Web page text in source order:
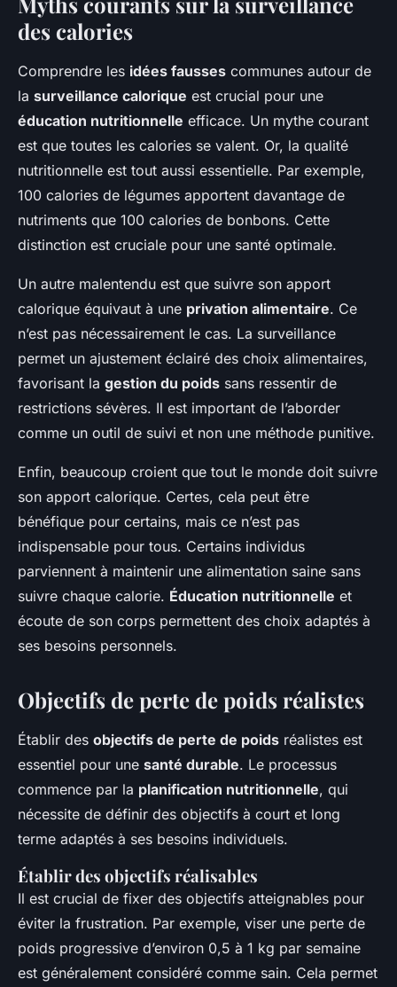
des calories
Comprendre les idées fausses communes autour de
la surveillance calorique est crucial pour une
éducation nutritionnelle efficace. Un mythe courant
est que toutes les calories se valent. Or, la qualité
nutritionnelle est tout aussi essentielle. Par exemple,
100 calories de légumes apportent davantage de
nutriments que 100 calories de bonbons. Cette
distinction est cruciale pour une santé optimale.
Un autre malentendu est que suivre son apport
calorique équivaut à une privation alimentaire. Ce
n’est pas nécessairement le cas. La surveillance
permet un ajustement éclairé des choix alimentaires,
favorisant la gestion du poids sans ressentir de
restrictions sévères. Il est important de l’aborder
comme un outil de suivi et non une méthode punitive.
Enfin, beaucoup croient que tout le monde doit suivre
son apport calorique. Certes, cela peut être
bénéfique pour certains, mais ce n’est pas
indispensable pour tous. Certains individus
parviennent à maintenir une alimentation saine sans
suivre chaque calorie. Éducation nutritionnelle et
écoute de son corps permettent des choix adaptés à
ses besoins personnels.
Objectifs de perte de poids réalistes
Établir des objectifs de perte de poids réalistes est
essentiel pour une santé durable. Le processus
commence par la planification nutritionnelle, qui
nécessite de définir des objectifs à court et long
terme adaptés à ses besoins individuels.
Établir des objectifs réalisables
Il est crucial de fixer des objectifs atteignables pour
éviter la frustration. Par exemple, viser une perte de
poids progressive d’environ 0,5 à 1 kg par semaine
est généralement considéré comme sain. Cela permet